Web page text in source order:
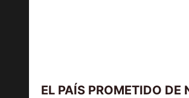
EL PAÍS PROMETIDO DE